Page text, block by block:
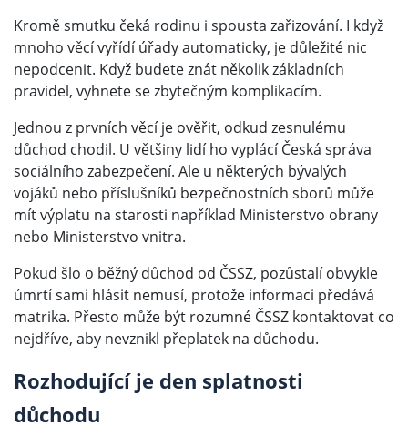
Kromě smutku čeká rodinu i spousta zařizování. I když
mnoho věcí vyřídí úřady automaticky, je důležité nic
nepodcenit. Když budete znát několik základních
pravidel, vyhnete se zbytečným komplikacím.
Jednou z prvních věcí je ověřit, odkud zesnulému
důchod chodil. U většiny lidí ho vyplácí Česká správa
sociálního zabezpečení. Ale u některých bývalých
vojáků nebo příslušníků bezpečnostních sborů může
mít výplatu na starosti například Ministerstvo obrany
nebo Ministerstvo vnitra.
Pokud šlo o běžný důchod od ČSSZ, pozůstalí obvykle
úmrtí sami hlásit nemusí, protože informaci předává
matrika. Přesto může být rozumné ČSSZ kontaktovat co
nejdříve, aby nevznikl přeplatek na důchodu.
Rozhodující je den splatnosti
důchodu